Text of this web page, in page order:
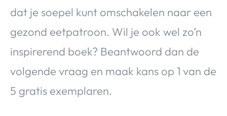
dat je soepel kunt omschakelen naar een
gezond eetpatroon. Wil je ook wel zo’n
inspirerend boek? Beantwoord dan de
volgende vraag en maak kans op 1 van de
5 gratis exemplaren.